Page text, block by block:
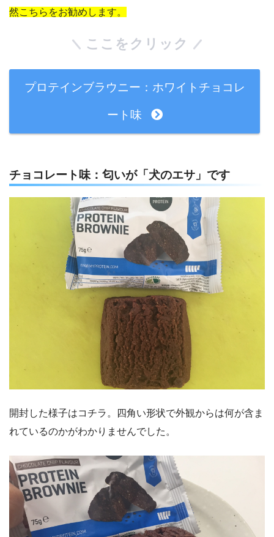
然こちらをお勧めします。
ここをクリック
プロテインブラウニー：ホワイトチョコレ
ート味
チョコレート味：匂いが「犬のエサ」です
開封した様子はコチラ。四角い形状で外観からは何が含ま
れているのかがわかりませんでした。